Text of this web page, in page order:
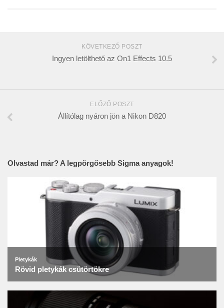
KÖVETKEZŐ POSZT
Ingyen letölthető az On1 Effects 10.5
ELŐZŐ POSZT
Állítólag nyáron jön a Nikon D820
Olvastad már? A legpörgősebb Sigma anyagok!